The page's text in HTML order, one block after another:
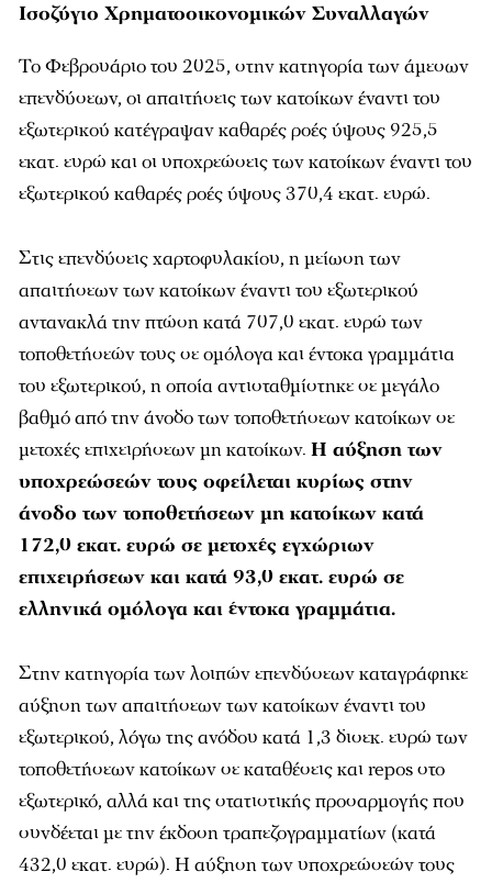
Ισοζύγιο Χρηματοοικονομικών Συναλλαγών
Το Φεβρουάριο του 2025, στην κατηγορία των άμεσων
επενδύσεων, οι απαιτήσεις των κατοίκων έναντι του
εξωτερικού κατέγραψαν καθαρές ροές ύψους 925,5
εκατ. ευρώ και οι υποχρεώσεις των κατοίκων έναντι του
εξωτερικού καθαρές ροές ύψους 370,4 εκατ. ευρώ.
Στις επενδύσεις χαρτοφυλακίου, η μείωση των
απαιτήσεων των κατοίκων έναντι του εξωτερικού
αντανακλά την πτώση κατά 707,0 εκατ. ευρώ των
τοποθετήσεών τους σε ομόλογα και έντοκα γραμμάτια
του εξωτερικού, η οποία αντισταθμίστηκε σε μεγάλο
βαθμό από την άνοδο των τοποθετήσεων κατοίκων σε
μετοχές επιχειρήσεων μη κατοίκων. Η αύξηση των
υποχρεώσεών τους οφείλεται κυρίως στην
άνοδο των τοποθετήσεων μη κατοίκων κατά
172,0 εκατ. ευρώ σε μετοχές εγχώριων
επιχειρήσεων και κατά 93,0 εκατ. ευρώ σε
ελληνικά ομόλογα και έντοκα γραμμάτια.
Στην κατηγορία των λοιπών επενδύσεων καταγράφηκε
αύξηση των απαιτήσεων των κατοίκων έναντι του
εξωτερικού, λόγω της ανόδου κατά 1,3 δισεκ. ευρώ των
τοποθετήσεων κατοίκων σε καταθέσεις και repos στο
εξωτερικό, αλλά και της στατιστικής προσαρμογής που
συνδέεται με την έκδοση τραπεζογραμματίων (κατά
432,0 εκατ. ευρώ). Η αύξηση των υποχρεώσεών τους